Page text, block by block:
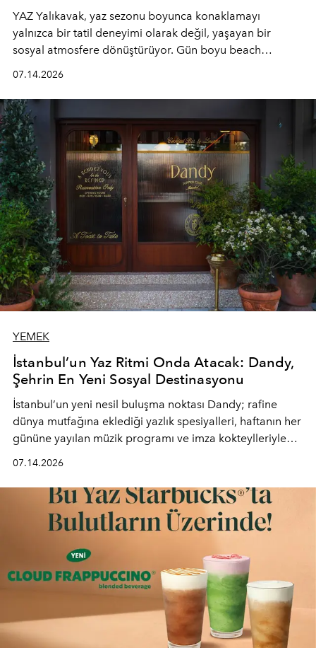
YAZ Yalıkavak, yaz sezonu boyunca konaklamayı
yalnızca bir tatil deneyimi olarak değil, yaşayan bir
sosyal atmosfere dönüştürüyor. Gün boyu beach
mutfağını modern dokunuşlarla müzikle buluşturan
tematik gastronomi geceleri misafirlerle buluşuyor.
Paylaşıma, lezzete ve müziğe odaklanan bu özel
akşamlar, YAZ’ın sade lüks anlayışını gün batımından
geceye taşıyarak her hafta farklı bir deneyim sunuyor.
07.14.2026
YEMEK
İstanbul’un Yaz Ritmi Onda Atacak: Dandy,
Şehrin En Yeni Sosyal Destinasyonu
İstanbul’un yeni nesil buluşma noktası Dandy; rafine
dünya mutfağına eklediği yazlık spesiyalleri, haftanın her
gününe yayılan müzik programı ve imza kokteylleriyle
lüks" anlayışıyla buluşturan mekan; gurme lezzetleri, iyi
müziği ve açık havadaki özel puro alanını tek bir çatı
altında sunuyor.
07.14.2026